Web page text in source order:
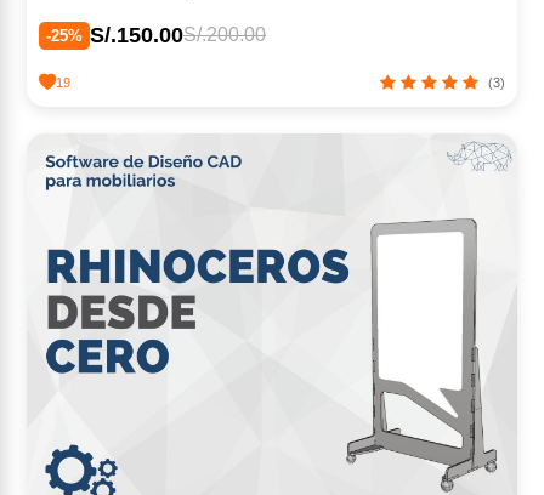
-25% S/.150.00S/.200.00
19 (3)